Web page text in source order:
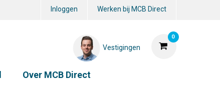
Inloggen Werken bij MCB Direct
0
Vestigingen
Over MCB Direct